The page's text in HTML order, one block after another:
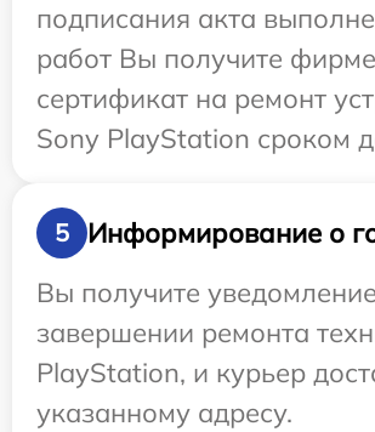
подписания акта
работ Вы получите
сертификат на ремонт
Sony PlayStation сроком
5
Информирование о
Вы получите
завершении ремонта
PlayStation, и курьер
указанному адресу.